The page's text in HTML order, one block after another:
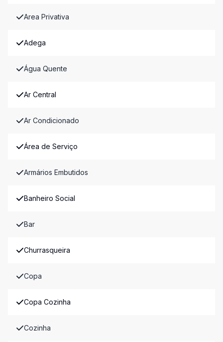
Area Privativa
Adega
Água Quente
Ar Central
Ar Condicionado
Área de Serviço
Armários Embutidos
Banheiro Social
Bar
Churrasqueira
Copa
Copa Cozinha
Cozinha